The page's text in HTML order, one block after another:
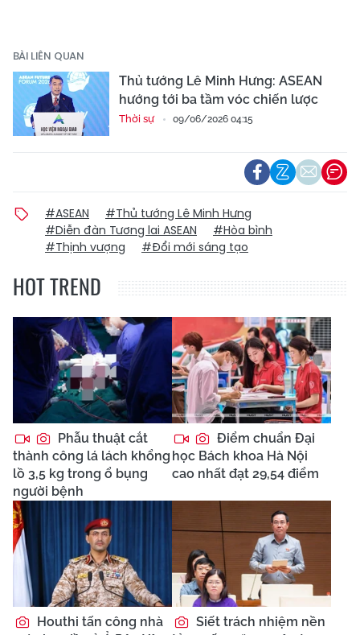
BÀI LIÊN QUAN
Thủ tướng Lê Minh Hưng: ASEAN
hướng tới ba tầm vóc chiến lược
Thời sự 09/06/2026 04:15
#ASEAN
#Thủ tướng Lê Minh Hưng
#Diễn đàn Tương lai ASEAN
#Hòa bình
#Thịnh vượng
#Đổi mới sáng tạo
HOT TREND
Phẫu thuật cắt
thành công lá lách khổng
lồ 3,5 kg trong ổ bụng
người bệnh
Điểm chuẩn Đại
học Bách khoa Hà Nội
cao nhất đạt 29,54 điểm
Houthi tấn công nhà
Siết trách nhiệm nền